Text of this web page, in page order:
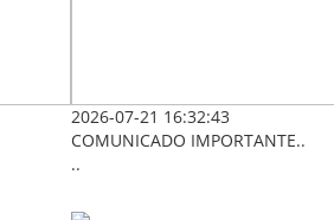
2026-07-21 16:32:43
COMUNICADO IMPORTANTE..
..